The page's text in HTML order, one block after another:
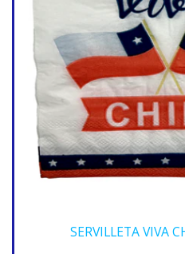
SERVILLETA VIVA